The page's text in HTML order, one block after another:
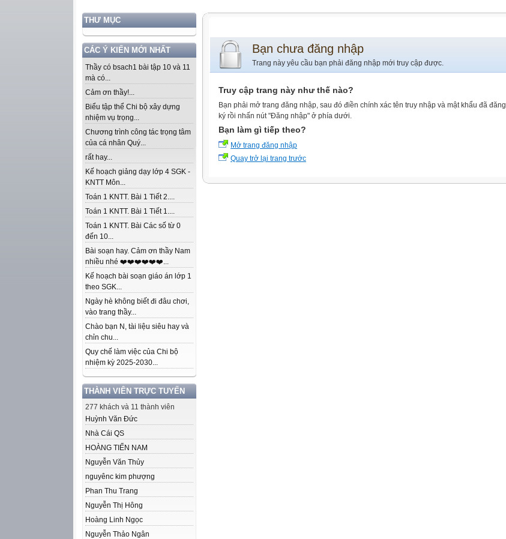
THƯ MỤC
CÁC Ý KIẾN MỚI NHẤT
Thầy có bsach1 bài tập 10 và 11
mà có...
Cảm ơn thầy!...
Biểu tập thể Chi bộ xây dựng
nhiệm vụ trọng...
Chương trình công tác trọng tâm
của cá nhân Quý...
rất hay...
Kế hoạch giảng dạy lớp 4 SGK -
KNTT Môn...
Toán 1 KNTT. Bài 1 Tiết 2....
Toán 1 KNTT. Bài 1 Tiết 1....
Toán 1 KNTT. Bài Các số từ 0
đến 10...
Bài soạn hay. Cảm ơn thầy Nam
nhiều nhé ❤️❤️❤️❤️❤️❤️...
Kế hoạch bài soạn giáo án lớp 1
theo SGK...
Ngày hè không biết đi đâu chơi,
vào trang thầy...
Chào bạn N, tài liệu siêu hay và
chỉn chu...
Quy chế làm việc của Chi bộ
nhiệm kỳ 2025-2030...
THÀNH VIÊN TRỰC TUYẾN
277 khách và 11 thành viên
Huỳnh Văn Đức
Nhà Cái QS
HOÀNG TIẾN NAM
Nguyễn Văn Thủy
nguyênc kim phượng
Phan Thu Trang
Nguyễn Thị Hông
Hoàng Linh Ngọc
Nguyễn Thảo Ngân
Bạn chưa đăng nhập
Trang này yêu cầu bạn phải đăng nhập mới truy cập được.
Truy cập trang này như thế nào?
Bạn phải mở trang đăng nhập, sau đó điền chính xác tên truy nhập và mật khẩu đã đăng
ký rồi nhấn nút "Đăng nhập" ở phía dưới.
Bạn làm gì tiếp theo?
Mở trang đăng nhập
Quay trở lại trang trước